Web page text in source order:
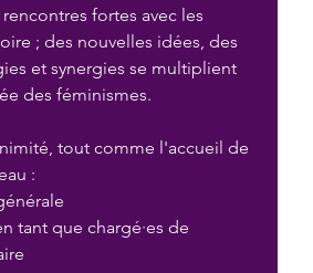
fortes avec les
; des nouvelles idées, des
et synergies se multiplient
des féminismes.
tout comme l'accueil de
:
tant que chargé·es de